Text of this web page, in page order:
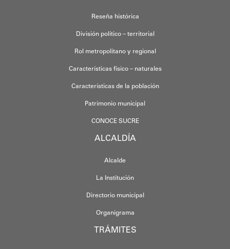
Reseña histórica
División político – territorial
Rol metropolitano y regional
Características físico – naturales
Características de la población
Patrimonio municipal
CONOCE SUCRE
ALCALDÍA
Alcalde
La Institución
Directorio municipal
Organigrama
TRÁMITES